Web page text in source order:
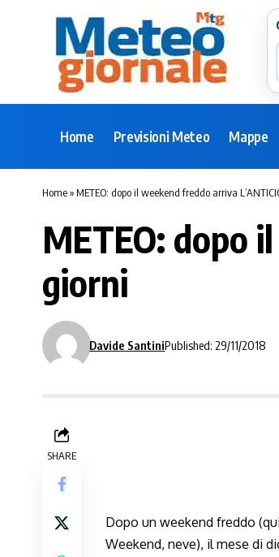
Home Previsioni Meteo Mappe
Home»METEO: dopo il weekend freddo arriva
METEO: dopo
giorni
Davide SantiniPublished: 29/11/2018
SHARE
Dopo un weekend freddo
Weekend, neve), il mese di